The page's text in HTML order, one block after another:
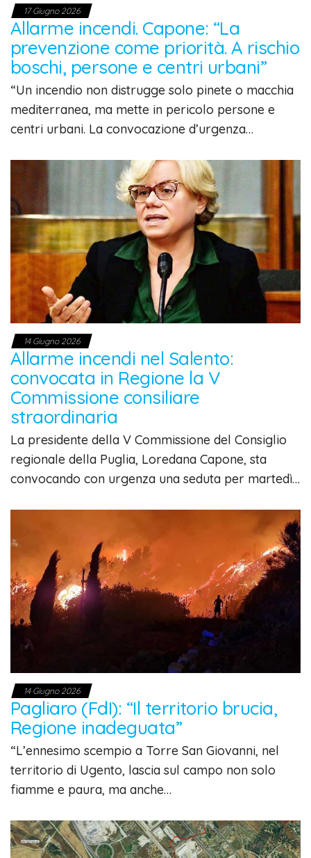
17 Giugno 2026
Allarme incendi. Capone: “La
prevenzione come priorità. A rischio
boschi, persone e centri urbani”
“Un incendio non distrugge solo pinete o macchia
mediterranea, ma mette in pericolo persone e
centri urbani. La convocazione d’urgenza…
14 Giugno 2026
Allarme incendi nel Salento:
convocata in Regione la V
Commissione consiliare
straordinaria
La presidente della V Commissione del Consiglio
regionale della Puglia, Loredana Capone, sta
convocando con urgenza una seduta per martedì…
14 Giugno 2026
Pagliaro (FdI): “Il territorio brucia,
Regione inadeguata”
“L’ennesimo scempio a Torre San Giovanni, nel
territorio di Ugento, lascia sul campo non solo
fiamme e paura, ma anche…